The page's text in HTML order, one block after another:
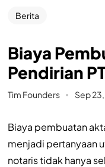
Berita
Biaya
Pendirian
Tim Founders Sep
Biaya pembuatan
menjadi pertanyaan
notaris tidak hanya